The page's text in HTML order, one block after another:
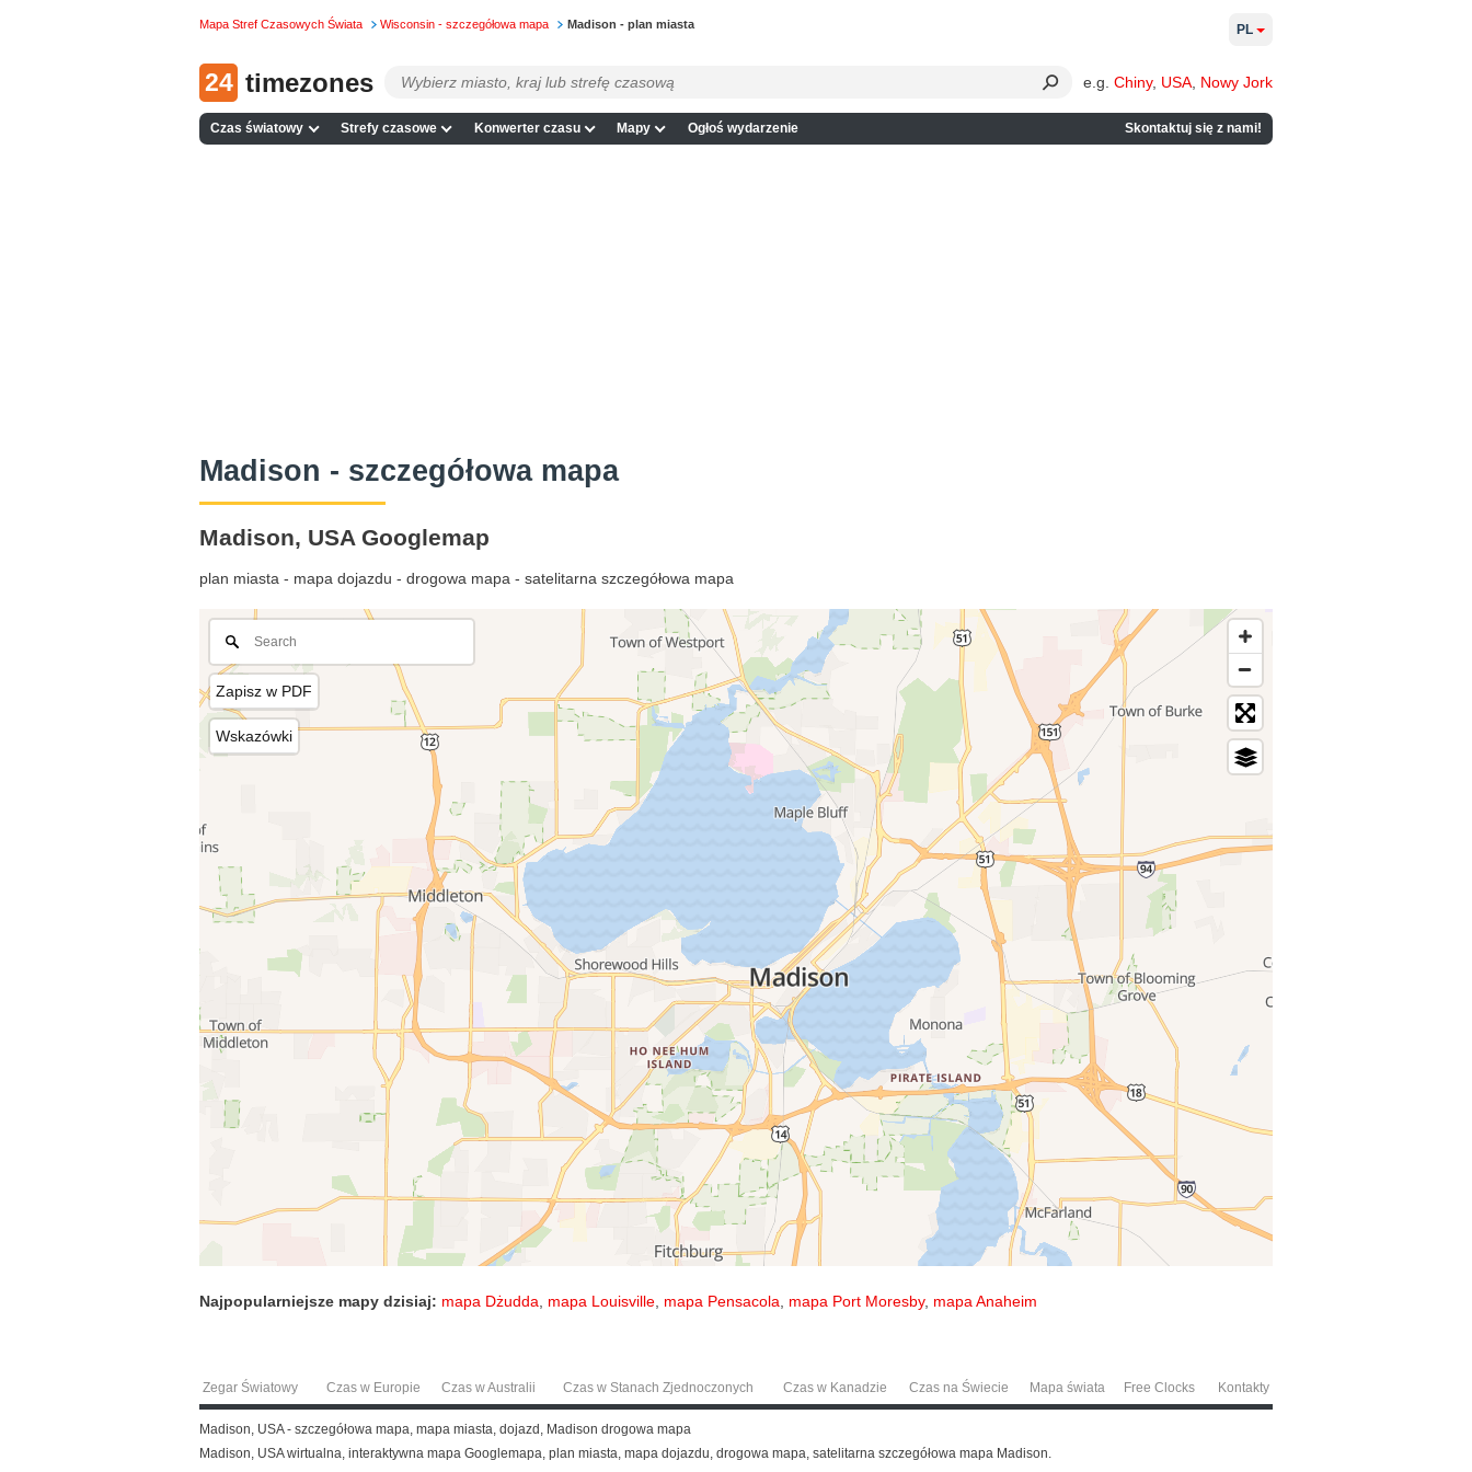
Mapa Stref Czasowych Świata Wisconsin - szczegółowa mapa Madison - plan miasta
24 timezones e.g. Chiny, USA Nowy Jork
Czas światowy Strefy czasowe Konwerter czasu Mapy Ogłoś wydarzenie Skontaktuj się z nami!
PL
Madison - szczegółowa mapa
Madison, USA Googlemap
plan miasta - mapa dojazdu - drogowa mapa - satelitarna szczegółowa mapa
Zapisz w PDF
Wskazówki
Najpopularniejsze mapy dzisiaj: mapa Dżudda mapa Louisville mapa Pensacola mapa Port Moresby, mapa Anaheim
Zegar Światowy Czas w Europie Czas w Australii Czas w Stanach Zjednoczonych Czas w Kanadzie Czas na Świecie Mapa świata Free Clocks Kontakty
Madison, USA - szczegółowa mapa, mapa miasta, dojazd, Madison drogowa mapa
Madison, USA wirtualna, interaktywna mapa Googlemapa, plan miasta, mapa dojazdu, drogowa mapa, satelitarna szczegółowa mapa Madison.